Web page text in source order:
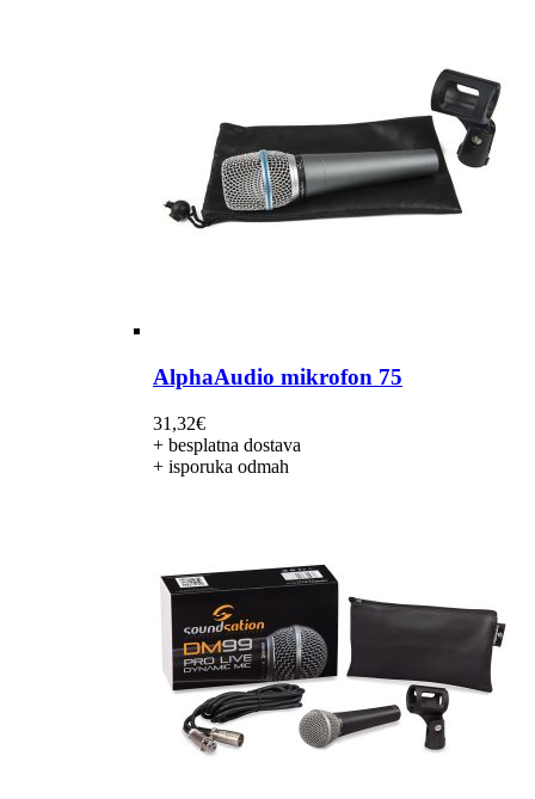
AlphaAudio mikrofon 75
31,32€
+ besplatna dostava
+ isporuka odmah